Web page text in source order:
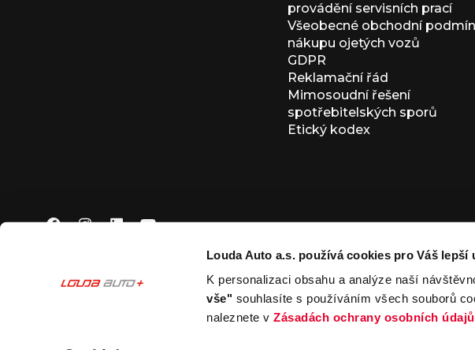
Louda Auto a.s. používá cookies pro Váš lepší
K personalizaci obsahu a analýze naší
vše" souhlasíte s používáním všech souborů
naleznete vZásadách ochrany osobních údajů
provádění servisních prací
Všeobecné obchodní
nákupu ojetých vozů
GDPR
Reklamační řád
Mimosoudní řešení
spotřebitelských sporů
Etický kodex
© 2026 Louda Auto a.s. Všechna práva vyhrazena
This site is protected by reCAPTCHA and the Google
Privacy Policy and